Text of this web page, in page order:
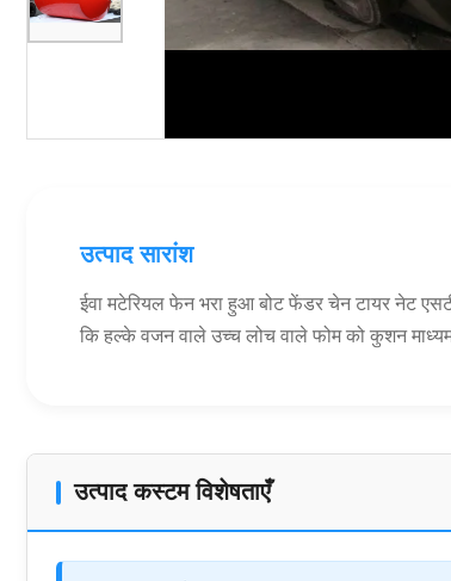
उत्पाद सारांश
ईवा मटेरियल फेन भरा हुआ बोट फेंडर चेन टायर नेट
कि हल्के वजन वाले उच्च लोच वाले फोम को कुशन
उत्पाद कस्टम विशेषताएँ